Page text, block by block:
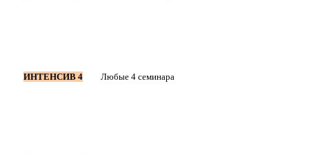
ИНТЕНСИВ 4 Любые 4 семинара